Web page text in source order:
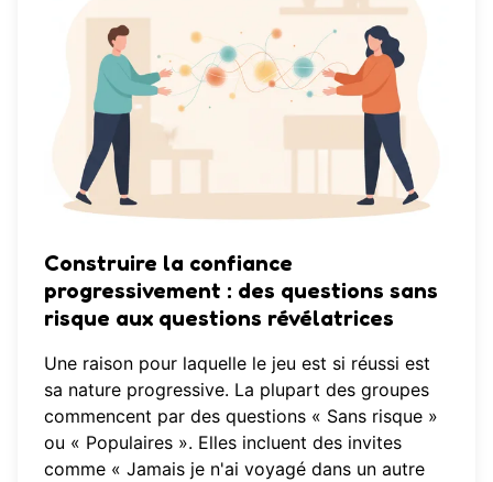
Construire la confiance
progressivement : des questions sans
risque aux questions révélatrices
Une raison pour laquelle le jeu est si réussi est
sa nature progressive. La plupart des groupes
commencent par des questions « Sans risque »
ou « Populaires ». Elles incluent des invites
comme « Jamais je n'ai voyagé dans un autre